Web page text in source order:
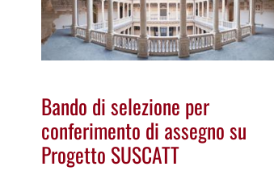
Bando di selezione per
conferimento di assegno su
Progetto SUSCATT